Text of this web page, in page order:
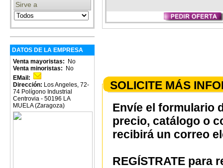
Sirve a
DATOS DE LA EMPRESA
Venta mayoristas:
No
Venta minoristas:
No
EMail:
Dirección: Los Angeles, 72-
74 Polígono Industrial
Centrovia - 50196 LA
MUELA (Zaragoza)
SOLICITE MÁS
Envíe el formulario
precio, catálogo o
recibirá un correo
REGÍSTRATE para